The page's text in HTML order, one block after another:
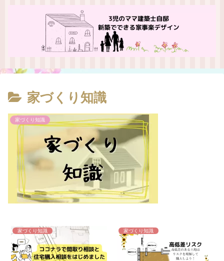
家づくり知識
家づくり知識
家づくり知識 家づくり知識